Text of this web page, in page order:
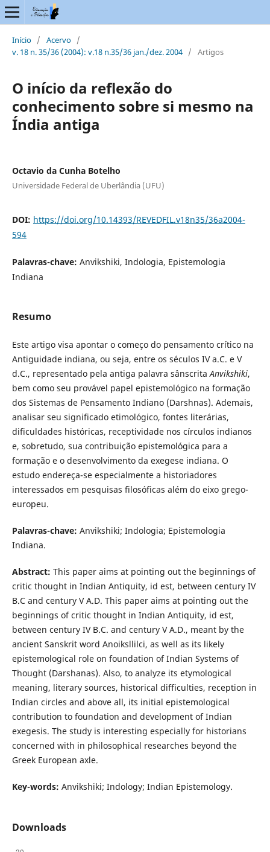
Início / Acervo /
v. 18 n. 35/36 (2004): v.18 n.35/36 jan./dez. 2004 / Artigos
O início da reflexão do
conhecimento sobre si mesmo na
Índia antiga
Octavio da Cunha Botelho
Universidade Federal de Uberlândia (UFU)
DOI: https://doi.org/10.14393/REVEDFIL.v18n35/36a2004-
594
Palavras-chave: Anvikshiki, Indologia, Epistemologia
Indiana
Resumo
Este artigo visa apontar o começo do pensamento crítico na
Antiguidade indiana, ou seja, entre os séculos IV a.C. e V
d.C., representado pela antiga palavra sânscritaAnvikshiki,
bem como seu provável papel epistemológico na formação
dos Sistemas de Pensamento Indiano (Darshnas). Ademais,
analisar seu significado etimológico, fontes literárias,
dificuldades históricas, receptividade nos círculos indianos
e, sobretudo, sua contribuição epistemológica para a
formação e o desenvolvimento da exegese indiana. O
estudo endereça-se especialmente a historiadores
interessados em pesquisas filosóficas além do eixo grego-
europeu.
Palavras-chave: Anvikshiki; Indologia; Epistemologia
Indiana.
Abstract: This paper aims at pointing out the beginnings of
critic thought in Indian Antiquity, id est, between century IV
B.C and century V A.D. This paper aims at pointing out the
beginnings of critic thought in Indian Antiquity, id est,
between century IV B.C. and century V A.D., meant by the
ancient Sanskrit word Anoiksllilci, as well as its likely
epistemological role on foundation of Indian Systems of
Thought (Darshanas). Also, to analyze its etymological
meaning, literary sources, historical difficulties, reception in
Indian circles and above all, its initial epistemological
contribution to foundation and development of Indian
exegesis. The study is interesting especially for historians
concerned with in philosophical researches beyond the
Greek European axle.
Key-words: Anvikshiki; Indology; Indian Epistemology.
Downloads